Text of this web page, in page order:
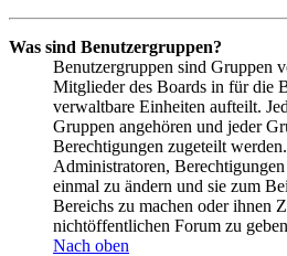
Was sind Benutzergruppen?
Benutzergruppen sind Gruppen
Mitglieder des Boards in für die
verwaltbare Einheiten aufteilt.
Gruppen angehören und jeder
Berechtigungen zugeteilt
Administratoren,
einmal zu ändern und sie zum
Bereichs zu machen oder ihnen
nichtöffentlichen Forum zu
Nach oben